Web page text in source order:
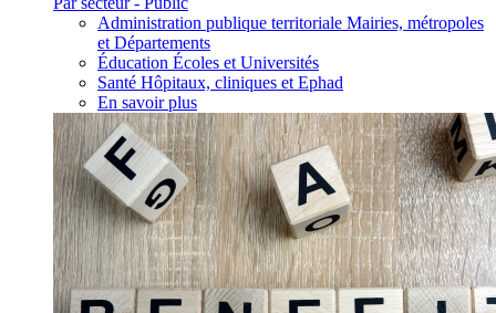
Administration publique territoriale Mairies, métropoles
et Départements
Éducation Écoles et Universités
Santé Hôpitaux, cliniques et Ephad
En savoir plus